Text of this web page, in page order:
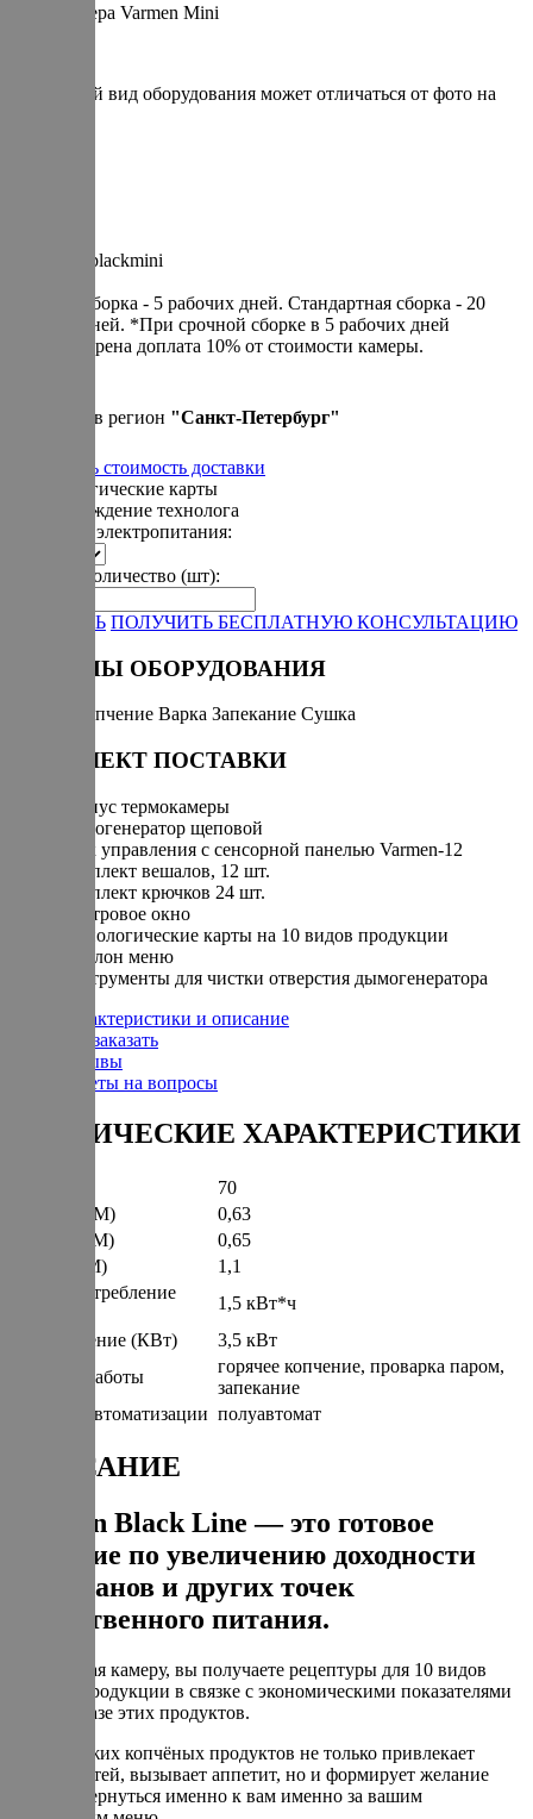
Термокамера Varmen Mini
* итоговый вид оборудования может отличаться от фото на
Артикул: blackmini
Cрочная сборка - 5 рабочих дней. Cтандартная сборка - 20
рабочих дней. *При срочной сборке в 5 рабочих дней
предусмотрена доплата 10% от стоимости камеры.
Привезем в регион "Санкт-Петербург"
Рассчитать стоимость доставки
+ технологические карты
+ сопровождение технолога
Варианты электропитания:
Укажите количество (шт):
ЗАКАЗАТЬ ПОЛУЧИТЬ БЕСПЛАТНУЮ КОНСУЛЬТАЦИЮ
РЕЖИМЫ ОБОРУДОВАНИЯ
Горячее копчение Варка Запекание Сушка
КОМПЛЕКТ ПОСТАВКИ
Корпус термокамеры
Дымогенератор щеповой
Блок управления с сенсорной панелью Varmen-12
Комплект вешалов, 12 шт.
Комплект крючков 24 шт.
Смотровое окно
Технологические карты на 10 видов продукции
Шаблон меню
Инструменты для чистки отверстия дымогенератора
Характеристики и описание
Как заказать
Отзывы
Ответы на вопросы
ТЕХНИЧЕСКИЕ ХАРАКТЕРИСТИКИ
70
Ширина (М)
0,63
Глубина (М)
0,65
Высота (М)
1,1
Энергопотребление
1,5 кВт*ч
Подключение (КВт)
3,5 кВт
Режимы работы
горячее копчение, проварка паром,
запекание
Степень автоматизации полуавтомат
ОПИСАНИЕ
Varmen Black Line — это готовое
решение по увеличению доходности
ресторанов и других точек
общественного питания.
Приобретая камеру, вы получаете рецептуры для 10 видов
готовой продукции в связке с экономическими показателями
блюд на базе этих продуктов.
Запах свежих копчёных продуктов не только привлекает
новых гостей, вызывает аппетит, но и формирует желание
клиента вернуться именно к вам именно за вашим